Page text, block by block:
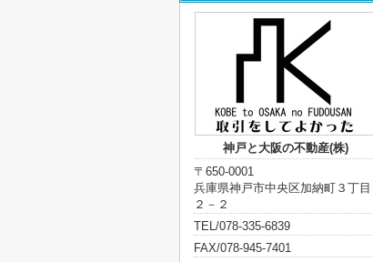
神戸と大阪の不動産(株)
〒650-0001
兵庫県神戸市中央区加納町３丁目
２－２
TEL/078-335-6839
FAX/078-945-7401